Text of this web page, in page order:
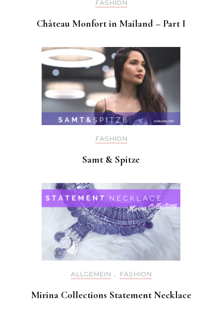
FASHION
Château Monfort in Mailand – Part I
FASHION
Samt & Spitze
ALLGEMEIN , FASHION
Mirina Collections Statement Necklace